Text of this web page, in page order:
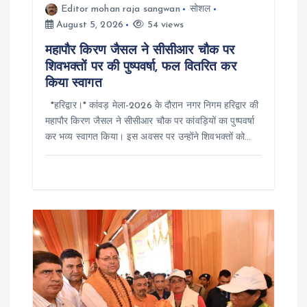
Editor mohan raja sangwan
सोशल
August 5, 2026
54 views
महापौर किरण जैसल ने सीसीआर चौक पर
शिवभक्तों पर की पुष्पवर्षा, फल वितरित कर
किया स्वागत
*हरिद्वार।* कांवड़ मेला-2026 के दौरान नगर निगम हरिद्वार की
महापौर किरण जैसल ने सीसीआर चौक पर कांवड़ियों का पुष्पवर्षा
कर भव्य स्वागत किया। इस अवसर पर उन्होंने शिवभक्तों को…